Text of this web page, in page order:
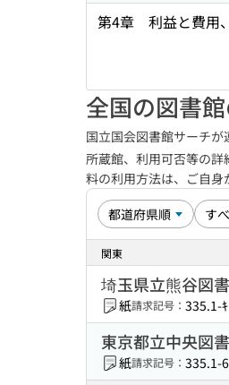
第4章 利益と費用
全国の図書
国立国会図書館サーチが
所蔵館、利用可否等の
料の利用方法は、ご自
関東
埼玉県立熊谷図
紙請求記号： 335.1-
東京都立中央図
紙請求記号： 335.1-